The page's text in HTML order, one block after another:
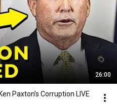
26:00
Paxton's Corruption LIVE